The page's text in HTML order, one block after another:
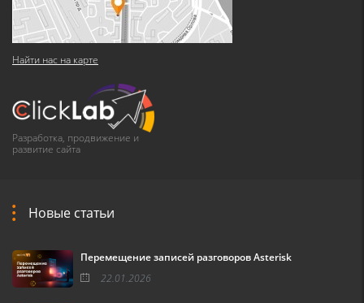
Найти нас на карте
Разработка, продвижение и
развитие сайта
Новые статьи
Перемещение записей разговоров Asterisk
22.01.2026